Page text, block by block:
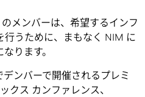
のメンバーは、希望するインフ
行うために、まもなく NIM に
ります。
ンバーで開催されるプレミ
クス カンファレンス、